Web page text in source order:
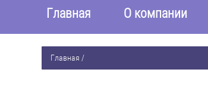
Главная О компании
Главная /